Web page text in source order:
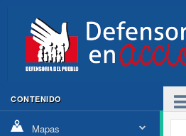
CONTENIDO
Mapas